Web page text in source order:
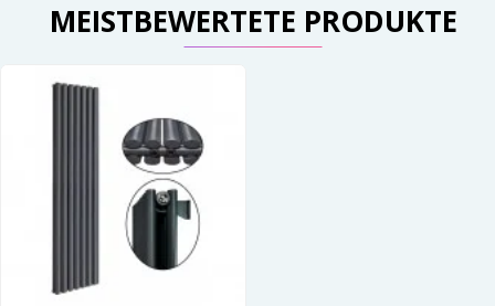
MEISTBEWERTETE PRODUKTE